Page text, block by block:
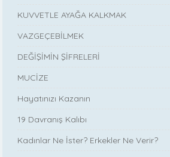
KUVVETLE AYAĞA KALKMAK
VAZGEÇEBİLMEK
DEĞİŞİMİN ŞİFRELERİ
MUCİZE
Hayatınızı Kazanın
19 Davranış Kalıbı
Kadınlar Ne İster? Erkekler Ne Verir?